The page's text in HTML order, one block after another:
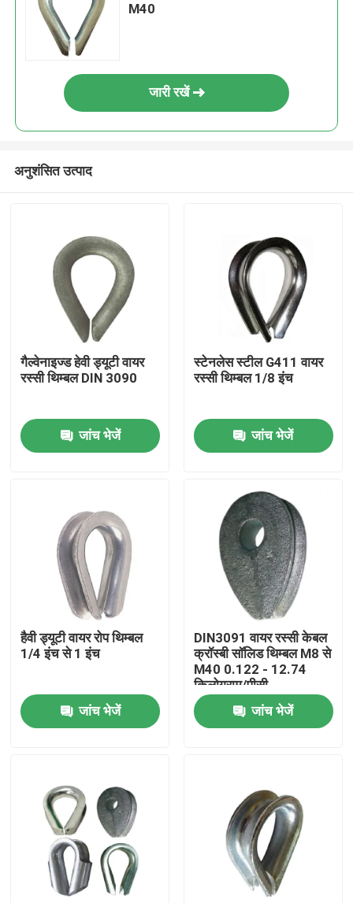
घर
वीडियो
हमारे बारे में
कारखाना भ्रमण
गुणवत्ता नियंत्रण
समाचार
मामलों
रस्सी रिगिंग हार्डवेयर
M40
जारी रखें
अनुशंसित उत्पाद
गैल्वेनाइज्ड हेवी ड्यूटी वायर
रस्सी थिम्बल DIN 3090
जांच भेजें
स्टेनलेस स्टील G411 वायर
रस्सी थिम्बल 1/8 इंच
जांच भेजें
हैवी ड्यूटी वायर रोप थिम्बल
1/4 इंच से 1 इंच
जांच भेजें
DIN3091 वायर रस्सी केबल
क्रॉस्बी सॉलिड थिम्बल M8 से
M40 0.122 - 12.74
किलोग्राम/पीसी
जांच भेजें